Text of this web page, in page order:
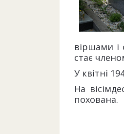
віршами і
стає
У квітні
На
похована.